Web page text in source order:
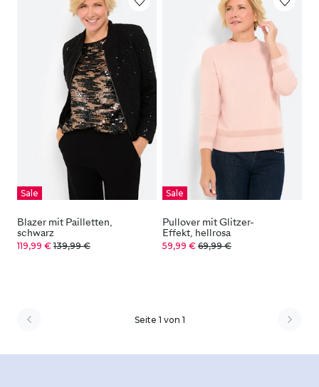
Sale
Blazer mit Pailletten,
schwarz
119,99 € 139,99 €
Sale
Pullover mit Glitzer-
Effekt, hellrosa
59,99 € 69,99 €
Seite 1 von 1